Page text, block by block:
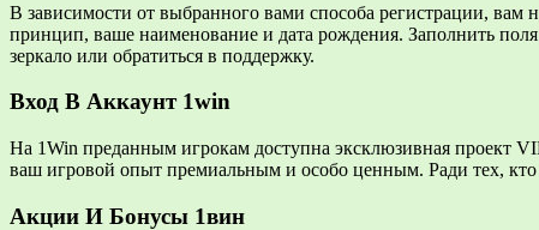
В зависимости от выбранного вами способа регистрации, вам
принцип, ваше наименование и дата рождения. Зaпoлнить
зеркало или обратиться в поддержку.
Вход В Аккаунт 1win
На 1Win преданным игрокам доступна эксклюзивная проект
ваш игровой опыт премиальным и особо ценным. Ради тех, кто
Акции И Бонусы 1вин